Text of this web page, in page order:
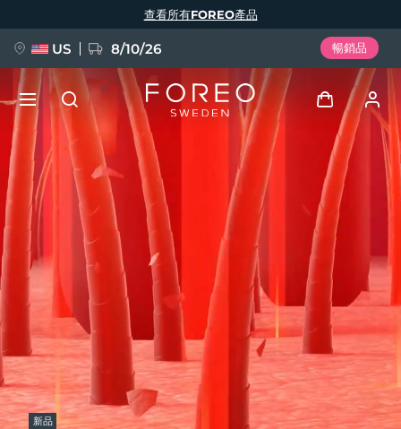
新品
查看所有FOREO產品
US 8/10/26 暢銷品
登入
用戶信息
我的設備
我的訂單
我的地址
我的訂閱
新品
FAQ™ Pure Beauty-Tech Elixir
BREAKING NEWS
issa™ Teeth Whitening Set
語言
English Deutsch
Español
Français
Italiano
Português
Polski
Svenska
Русский
Türkçe
简体中文 繁體中文
發貨國家